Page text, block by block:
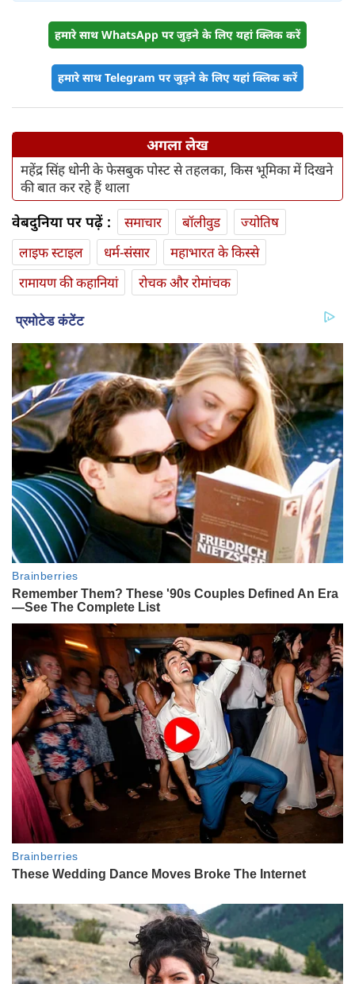
हमारे साथ WhatsApp पर जुड़ने के लिए यहां क्लिक करें
हमारे साथ Telegram पर जुड़ने के लिए यहां क्लिक करें
अगला लेख
महेंद्र सिंह धोनी के फेसबुक पोस्ट से तहलका, किस भूमिका में दिखने
की बात कर रहे हैं थाला
वेबदुनिया पर पढ़ें : समाचार बॉलीवुड
ज्योतिष
लाइफ स्‍टाइल
धर्म-संसार
महाभारत के किस्से
रामायण की कहानियां
रोचक और रोमांचक